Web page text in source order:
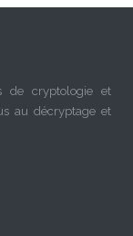
de cryptologie et
au décryptage et